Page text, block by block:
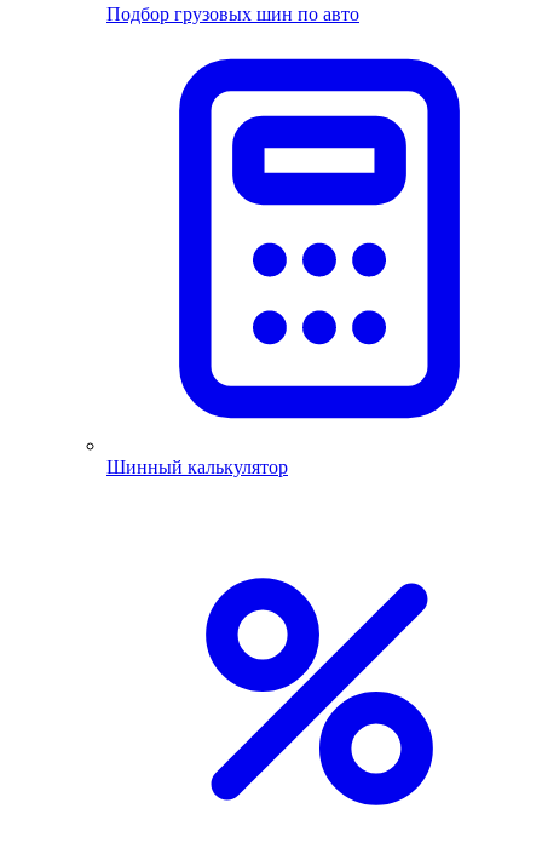
Подбор грузовых шин по авто
Шинный калькулятор